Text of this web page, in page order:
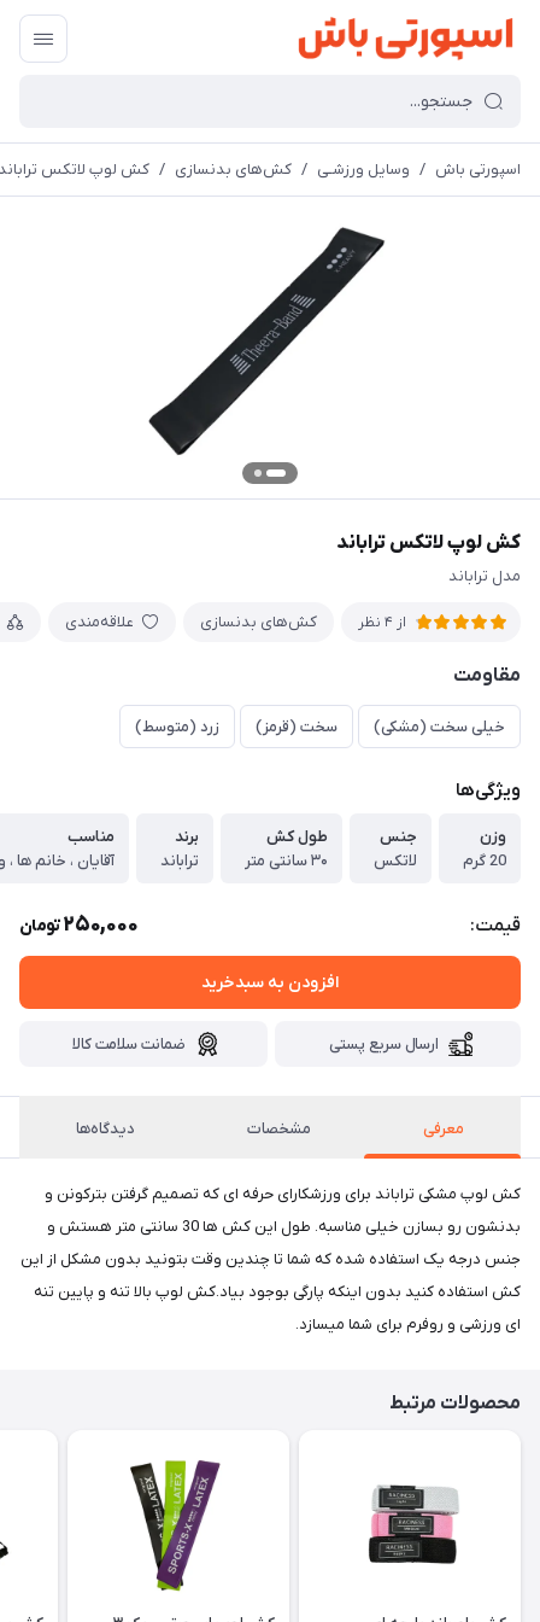
اسپورتی باش / وسایل ورزشـی / کش‌های بدنسازی / کش لوپ لاتکس
کش لوپ لاتکس تراباند
مدل تراباند
از 4 نظر کش‌های بدنسازی علاقه‌مندی
مقاومت
خیلی سخت (مشکی) سخت (قرمز) زرد (متوسط)
ویژگی‌ها
وزن
20 گرم
جنس
لاتکس
طول کش
۳۰ سانتی متر
برند
تراباند
مناسب
آقایان ، خانم ها ،
قیمت: 250,000تومان
افزودن به سبدخرید
ارسال سریع پستی ضمانت سلامت کالا
معرفی مشخصات دیدگاه‌ها
کش لوپ مشکی تراباند برای ورزشکارای حرفه ای که تصمیم گرفتن بترکونن و
بدنشون رو بسازن خیلی مناسبه. طول این کش ها 30 سانتی متر هستش و
جنس درجه یک استفاده شده که شما تا چندین وقت بتونید بدون مشکل از این
کش استفاده کنید بدون اینکه پارگی بوجود بیاد.کش لوپ بالا تنه و پایین تنه
ای ورزشی و روفرم برای شما میسازد.
محصولات مرتبط